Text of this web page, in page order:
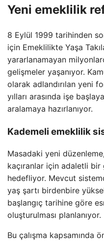
Yeni emeklilik
8 Eylül 1999 tarihinden
için Emeklilikte Yaşa
yararlanamayan
gelişmeler yaşanıyor.
olarak adlandırılan yeni
yılları arasında işe
aralamaya hazırlanıyor.
Kademeli emeklilik
Masadaki yeni
kaçıranlar için adaletli bir
hedefliyor. Mevcut
yaş şartı birdenbire
başlangıç tarihine göre
oluşturulması planlanıyor.
Bu çalışma kapsamında